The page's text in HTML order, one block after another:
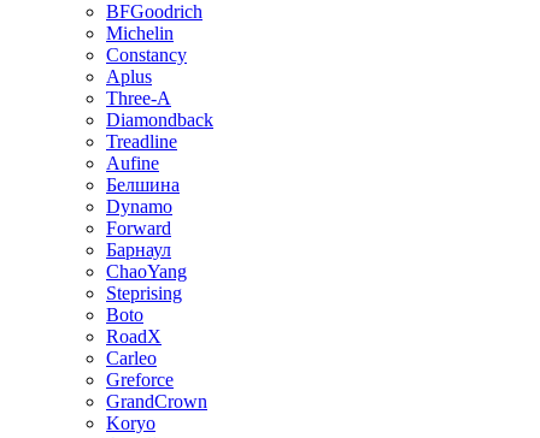
BFGoodrich
Michelin
Constancy
Aplus
Three-A
Diamondback
Treadline
Aufine
Белшина
Dynamo
Forward
Барнаул
ChaoYang
Steprising
Boto
RoadX
Carleo
Greforce
GrandCrown
Koryo